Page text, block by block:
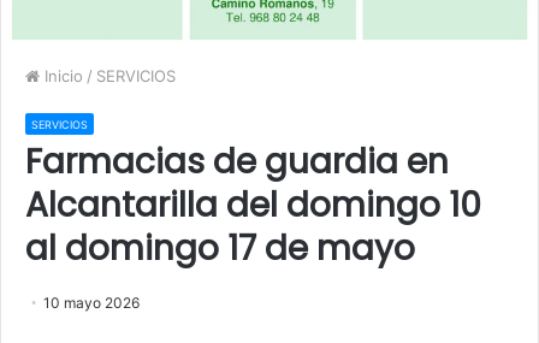
Inicio / SERVICIOS
SERVICIOS
Farmacias de guardia en
Alcantarilla del domingo 10
al domingo 17 de mayo
10 mayo 2026